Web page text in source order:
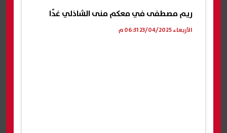
ريم مصطفى في معكم منى الشاذلي غدًا
الأربعاء 23/04/2025 06:31 م